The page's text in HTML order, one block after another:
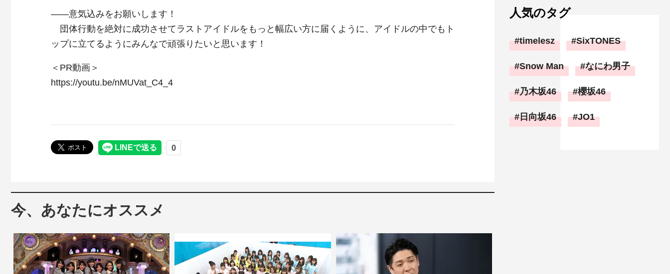
――意気込みをお願いします！
団体行動を絶対に成功させてラストアイドルをもっと幅広い方に届くように、アイドルの中でもト
ップに立てるようにみんなで頑張りたいと思います！
＜PR動画＞
https://youtu.be/nMUVat_C4_4
今、あなたにオススメ
人気のタグ
timelesz SixTONES
Snow Man なにわ男子
乃木坂46 櫻坂46
日向坂46 JO1